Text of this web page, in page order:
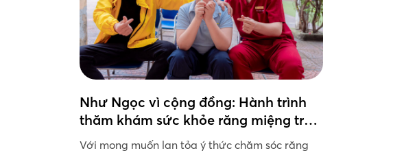
Như Ngọc vì cộng đồng: Hành trình
thăm khám sức khỏe răng miệng trẻ
em khuyết tật Trường PTCS Xã Đàn
Với mong muốn lan tỏa ý thức chăm sóc răng